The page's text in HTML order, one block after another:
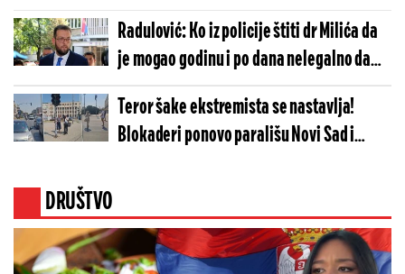
Radulović: Ko iz policije štiti dr Milića da
je mogao godinu i po dana nelegalno da
drži arsenal oružja u svom posedu (FOTO)
Teror šake ekstremista se nastavlja!
Blokaderi ponovo parališu Novi Sad i
DRUŠTVO